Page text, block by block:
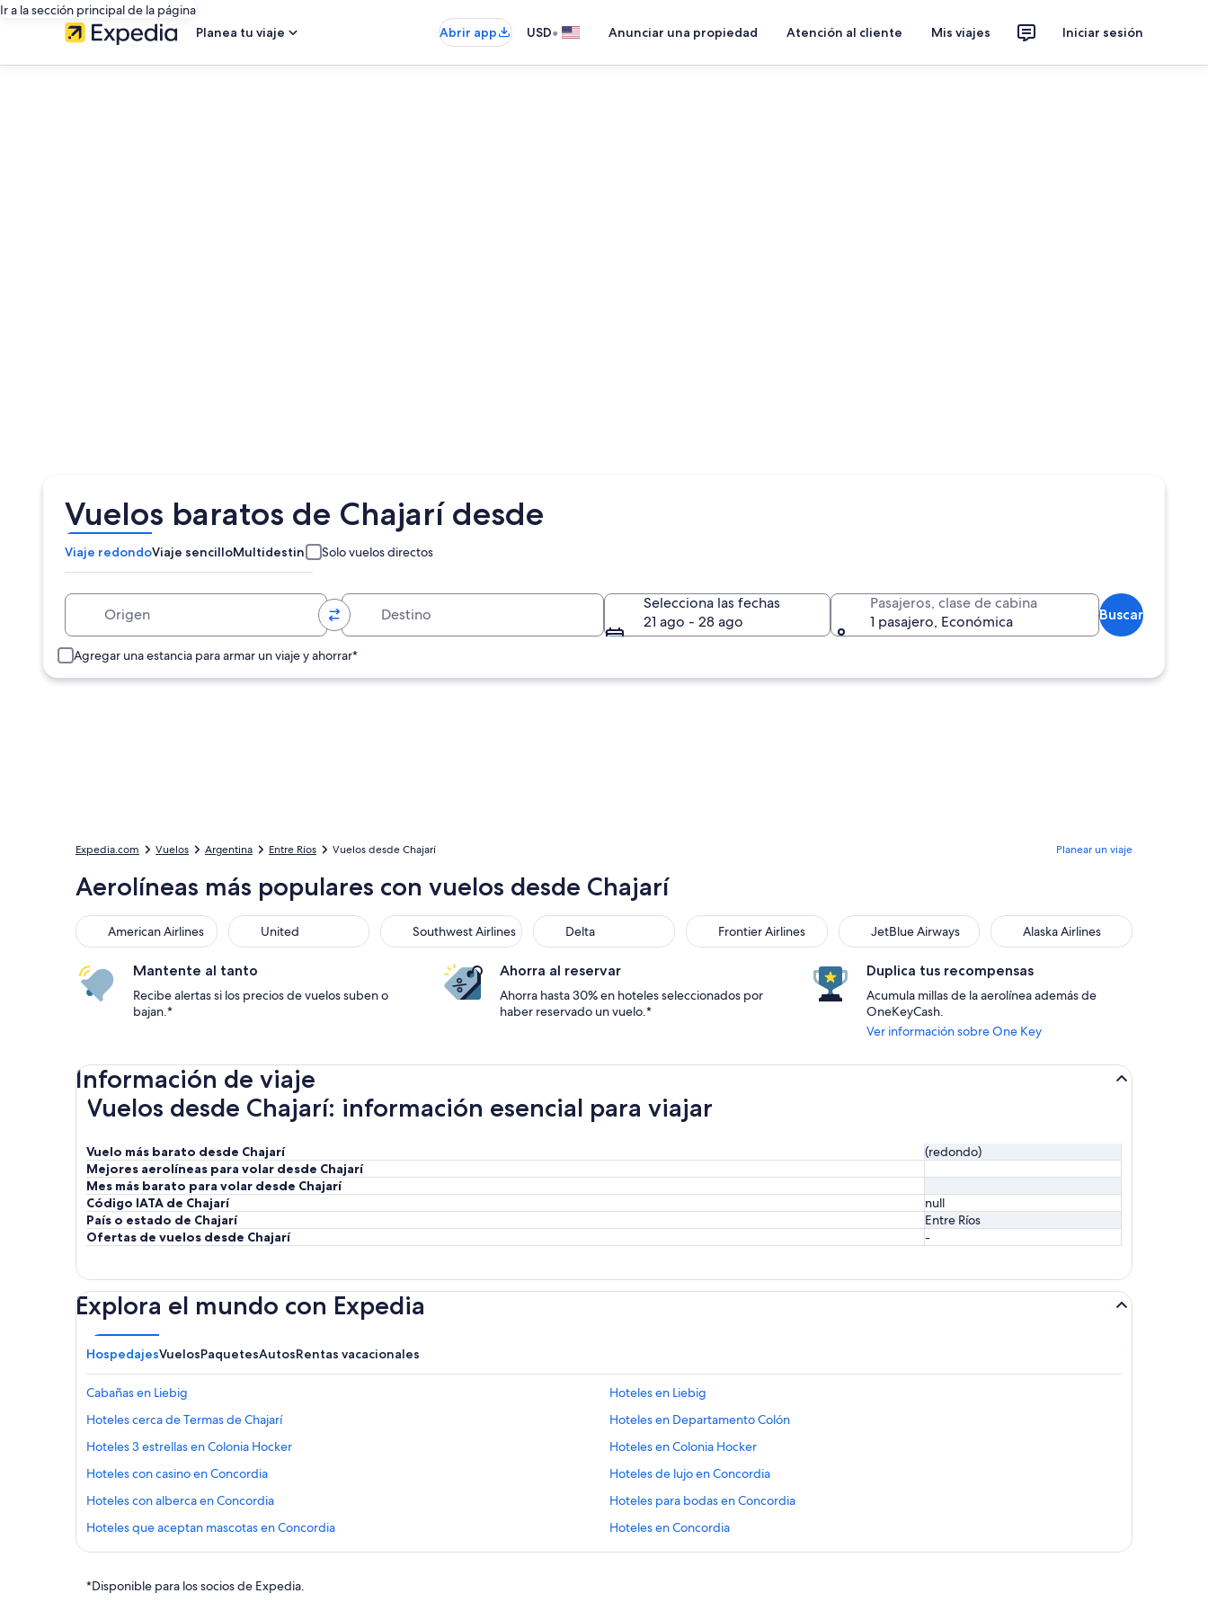
Ir a la sección principal de la página
Planea tu viaje
Abrir app USD• Anunciar una propiedad Atención al cliente Mis viajes Iniciar sesión
Vuelos baratos de Chajarí desde
Viaje redondoViaje sencilloMultidestino Solo vuelos directos
Selecciona las fechas
21 ago - 28 ago
Pasajeros, clase de cabina
1 pasajero, Económica
Buscar
Agregar una estancia para armar un viaje y ahorrar*
Expedia.com Vuelos Argentina Entre Ríos Vuelos desde Chajarí Planear un viaje
Aerolíneas más populares con vuelos desde Chajarí
American Airlines United Southwest Airlines Delta Frontier Airlines JetBlue Airways Alaska Airlines
Mantente al tanto
Recibe alertas si los precios de vuelos suben o
bajan.*
Ahorra al reservar
Ahorra hasta 30% en hoteles seleccionados por
haber reservado un vuelo.*
Duplica tus recompensas
Acumula millas de la aerolínea además de
OneKeyCash.
Ver información sobre One Key
Información de viaje
Vuelos desde Chajarí: información esencial para viajar
Vuelo más barato desde Chajarí
(redondo)
Mejores aerolíneas para volar desde Chajarí
Mes más barato para volar desde Chajarí
Código IATA de Chajarí
null
País o estado de Chajarí
Entre Ríos
Ofertas de vuelos desde Chajarí
-
Explora el mundo con Expedia
HospedajesVuelosPaquetesAutosRentas vacacionales
Cabañas en Liebig
Hoteles en Liebig
Hoteles cerca de Termas de Chajarí
Hoteles en Departamento Colón
Hoteles 3 estrellas en Colonia Hocker
Hoteles en Colonia Hocker
Hoteles con casino en Concordia
Hoteles de lujo en Concordia
Hoteles con alberca en Concordia
Hoteles para bodas en Concordia
Hoteles que aceptan mascotas en Concordia
Hoteles en Concordia
Hoteles cerca de Termas del Ayuí
Hoteles cerca de Lago de Salto Grande
Hoteles con gimnasio en La Paz
*Disponible para los socios de Expedia.